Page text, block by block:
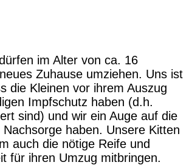
im Alter von ca. 16
Zuhause umziehen. Uns ist
die Kleinen vor ihrem Auszug
Impfschutz haben (d.h.
sind) und wir ein Auge auf die
haben. Unsere Kitten
auch die nötige Reife und
für ihren Umzug mitbringen.